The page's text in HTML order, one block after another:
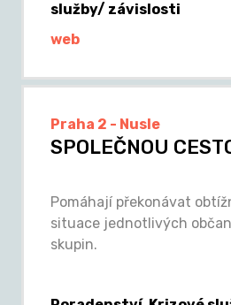
služby/ závislosti
web
Praha 2 - Nusle
SPOLEČNOU
Pomáhají překonávat
situace jednotlivých
skupin.